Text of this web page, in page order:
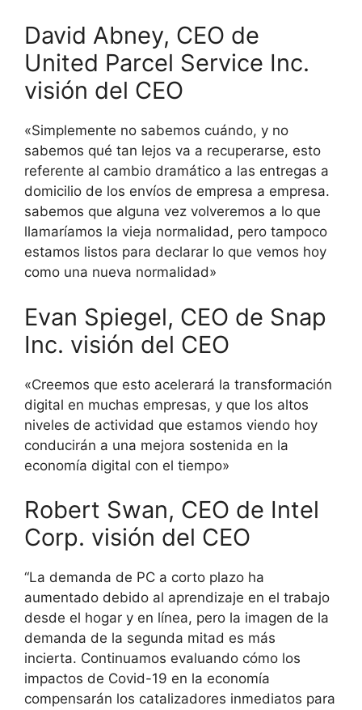
David Abney, CEO de
United Parcel Service Inc.
visión del CEO
«Simplemente no sabemos cuándo, y no
sabemos qué tan lejos va a recuperarse, esto
referente al cambio dramático a las entregas a
domicilio de los envíos de empresa a empresa.
sabemos que alguna vez volveremos a lo que
llamaríamos la vieja normalidad, pero tampoco
estamos listos para declarar lo que vemos hoy
como una nueva normalidad»
Evan Spiegel, CEO de Snap
Inc. visión del CEO
«Creemos que esto acelerará la transformación
digital en muchas empresas, y que los altos
niveles de actividad que estamos viendo hoy
conducirán a una mejora sostenida en la
economía digital con el tiempo»
Robert Swan, CEO de Intel
Corp. visión del CEO
“La demanda de PC a corto plazo ha
aumentado debido al aprendizaje en el trabajo
desde el hogar y en línea, pero la imagen de la
demanda de la segunda mitad es más
incierta. Continuamos evaluando cómo los
impactos de Covid-19 en la economía
compensarán los catalizadores inmediatos para